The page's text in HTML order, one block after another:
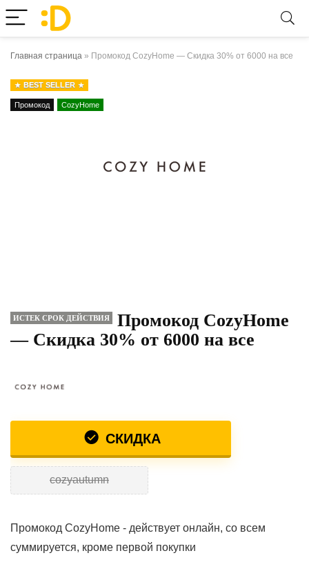
Главная страница » Промокод CozyHome — Скидка 30% от 6000 на все
BEST SELLER
Промокод CozyHome
ИСТЕК СРОК ДЕЙСТВИЯ
Промокод CozyHome
— Скидка 30% от 6000 на все
СКИДКА
cozyautumn
Промокод CozyHome - действует онлайн, со всем
суммируется, кроме первой покупки